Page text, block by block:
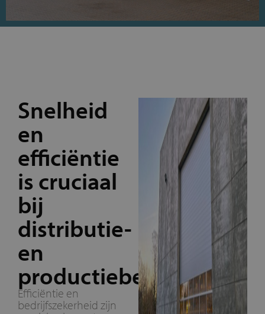
Snelheid
en
efficiëntie
is cruciaal
bij
distributie-
en
productiebedrijven
Efficiëntie en
bedrijfszekerheid zijn